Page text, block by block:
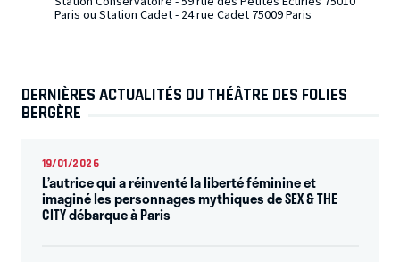
Paris ou Station Cadet - 24 rue Cadet 75009 Paris
DERNIÈRES ACTUALITÉS DU THÉÂTRE DES FOLIES
BERGÈRE
19/01/2026
L’autrice qui a réinventé la liberté féminine et
imaginé les personnages mythiques de SEX & THE
CITY débarque à Paris